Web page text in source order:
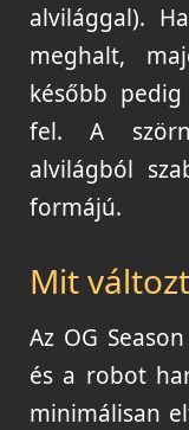
alvilággal).
meghalt,
később
fel. A
alvilágból
formájú.
Mit
Az OG
és a robot
minimálisan